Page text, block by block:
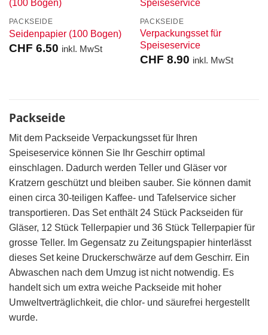
PACKSEIDE
Seidenpapier (100 Bogen)
CHF 6.50 inkl. MwSt
PACKSEIDE
Verpackungsset für
Speiseservice
CHF 8.90 inkl. MwSt
Packseide
Mit dem Packseide Verpackungsset für Ihren
Speiseservice können Sie Ihr Geschirr optimal
einschlagen. Dadurch werden Teller und Gläser vor
Kratzern geschützt und bleiben sauber. Sie können damit
einen circa 30-teiligen Kaffee- und Tafelservice sicher
transportieren. Das Set enthält 24 Stück Packseiden für
Gläser, 12 Stück Tellerpapier und 36 Stück Tellerpapier für
grosse Teller. Im Gegensatz zu Zeitungspapier hinterlässt
dieses Set keine Druckerschwärze auf dem Geschirr. Ein
Abwaschen nach dem Umzug ist nicht notwendig. Es
handelt sich um extra weiche Packseide mit hoher
Umweltverträglichkeit, die chlor- und säurefrei hergestellt
wurde.